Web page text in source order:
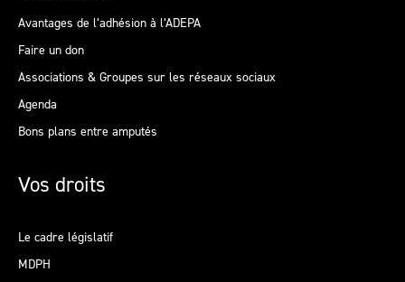
Avantages de l’adhésion à l’ADEPA
Faire un don
Associations & Groupes sur les réseaux sociaux
Agenda
Bons plans entre amputés
Vos droits
Le cadre législatif
MDPH